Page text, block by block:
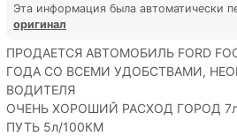
Эта информация была автоматически
оригинал
ПРОДАЕТСЯ АВТОМОБИЛЬ FORD
ГОДА СО ВСЕМИ УДОБСТВАМИ,
ВОДИТЕЛЯ
ОЧЕНЬ ХОРОШИЙ РАСХОД ГОРОД
ПУТЬ 5л/100КМ